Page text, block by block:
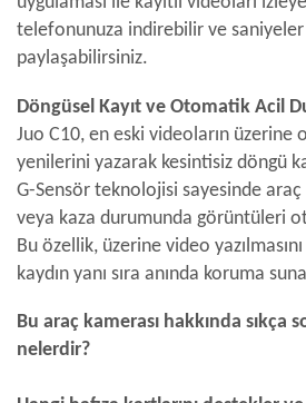
telefonunuza indirebilir ve
paylaşabilirsiniz.
Döngüsel Kayıt ve Otomatik Acil
Juo C10, en eski videoların
yenilerini yazarak kesintisiz döngü
G-Sensör teknolojisi sayesinde araç
veya kaza durumunda görüntüleri
Bu özellik, üzerine video yazılmasını
kaydın yanı sıra anında koruma
Bu araç kamerası hakkında sıkça
nelerdir?